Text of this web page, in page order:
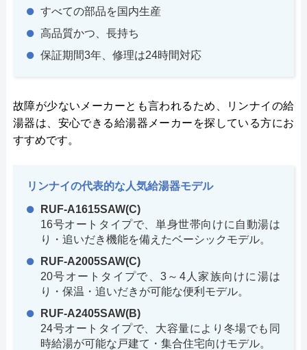
すべての部品を国内生産
高品質かつ、長持ち
保証期間3年、修理は24時間対応
故障が少ないメーカーとも言われるため、リンナイの給
湯器は、安心できる給湯器メーカーを探している方にお
すすめです。
リンナイの代表的な人気給湯器モデル
RUF-A1615SAW(C)
16号オートタイプで、単身世帯向けに自動湯は
り・追いだき機能を備えたベーシックモデル。
RUF-A2005SAW(C)
20号オートタイプで、3～4人家族向けに湯は
り・保温・追いだきが可能な便利モデル。
RUF-A2405SAW(B)
24号オートタイプで、大容量により冬場でも同
時給湯が可能な戸建て・集合住宅向けモデル。